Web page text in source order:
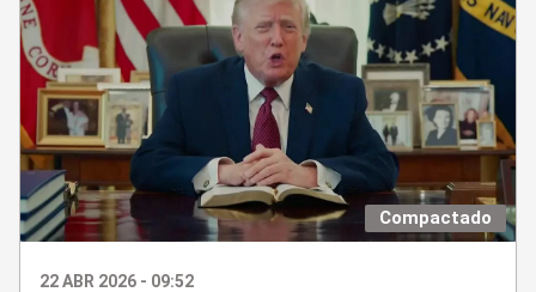
Compactado
22 ABR 2026 - 09:52